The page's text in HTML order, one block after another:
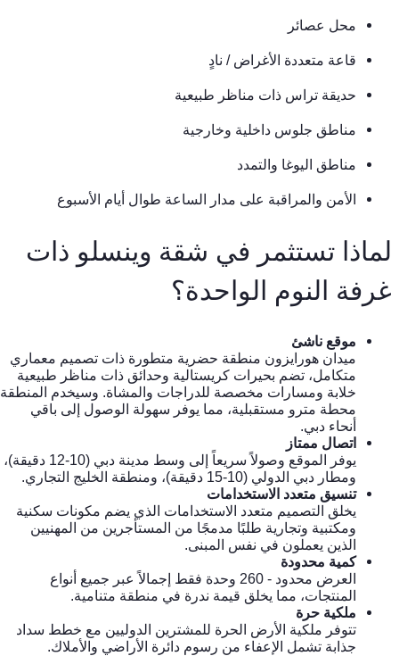
محل عصائر
قاعة متعددة الأغراض / نادٍ
حديقة تراس ذات مناظر طبيعية
مناطق جلوس داخلية وخارجية
مناطق اليوغا والتمدد
الأمن والمراقبة على مدار الساعة طوال أيام الأسبوع
لماذا تستثمر في شقة وينسلو ذات
غرفة النوم الواحدة؟
موقع ناشئ
ميدان هورايزون منطقة حضرية متطورة ذات تصميم معماري
متكامل، تضم بحيرات كريستالية وحدائق ذات مناظر طبيعية
خلابة ومسارات مخصصة للدراجات والمشاة. وسيخدم المنطقة
محطة مترو مستقبلية، مما يوفر سهولة الوصول إلى باقي
أنحاء دبي.
اتصال ممتاز
يوفر الموقع وصولاً سريعاً إلى وسط مدينة دبي (10-12 دقيقة)،
ومطار دبي الدولي (10-15 دقيقة)، ومنطقة الخليج التجاري.
تنسيق متعدد الاستخدامات
يخلق التصميم متعدد الاستخدامات الذي يضم مكونات سكنية
ومكتبية وتجارية طلبًا مدمجًا من المستأجرين من المهنيين
الذين يعملون في نفس المبنى.
كمية محدودة
العرض محدود - 260 وحدة فقط إجمالاً عبر جميع أنواع
المنتجات، مما يخلق قيمة ندرة في منطقة متنامية.
ملكية حرة
تتوفر ملكية الأرض الحرة للمشترين الدوليين مع خطط سداد
جذابة تشمل الإعفاء من رسوم دائرة الأراضي والأملاك.